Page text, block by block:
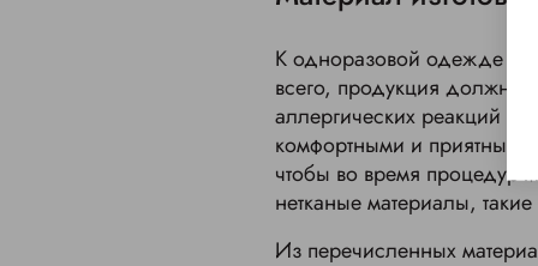
К одноразовой одежде
всего, продукция должна
аллергических реакций
комфортными и приятными
чтобы во время процедур
нетканые материалы,
Из перечисленных